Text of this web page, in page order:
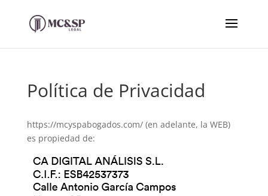
Política de Privacidad
https://mcyspabogados.com/ (en adelante, la WEB)
es propiedad de: